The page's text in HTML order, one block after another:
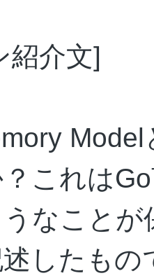
紹介文]
これは
なこと
したもの